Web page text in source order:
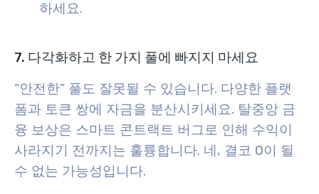
하세요.
7. 다각화하고 한 가지 풀에 빠지지 마세요
“안전한” 풀도 잘못될 수 있습니다. 다양한 플랫
폼과 토큰 쌍에 자금을 분산시키세요. 탈중앙 금
융 보상은 스마트 콘트랙트 버그로 인해 수익이
사라지기 전까지는 훌륭합니다. 네, 결코 0이 될
수 없는 가능성입니다.